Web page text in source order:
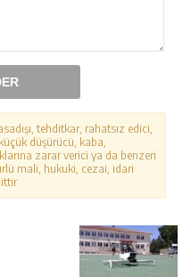
tehditkar, rahatsız edici,
düşürücü, kaba,
zarar verici ya da benzeri
mali, hukuki, cezai, idari